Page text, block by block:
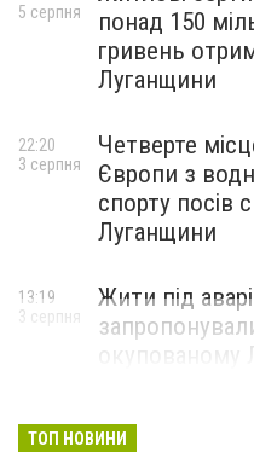
понад 150
гривень
Луганщини
5 серпня
Четверте
Європи з
спорту посів
Луганщини
22:20
3 серпня
Жити під
окупованому
13:19
3 серпня
ТОП НОВИНИ